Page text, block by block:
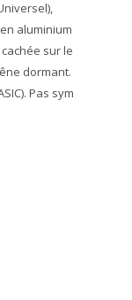
aluminium
sur le
dormant.
Pas sym